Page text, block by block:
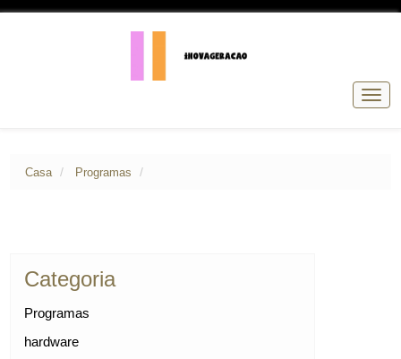
Casa Programas
Categoria
Programas
hardware